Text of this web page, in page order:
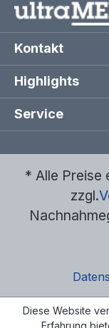
Kontakt
Highlights
Service
* Alle Preise
zzgl.
Diese Website
Erfahrung